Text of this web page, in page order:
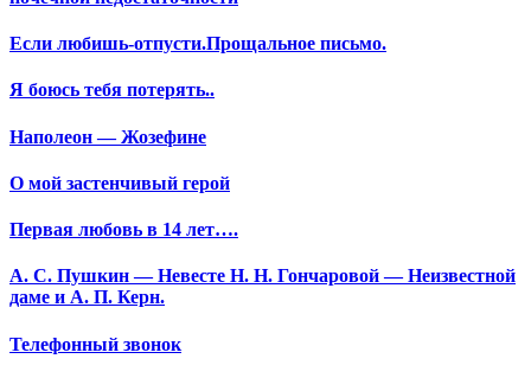
Если любишь-отпусти.Прощальное письмо.
Я боюсь тебя потерять..
Наполеон — Жозефине
О мой застенчивый герой
Первая любовь в 14 лет….
А. С. Пушкин — Невесте Н. Н. Гончаровой — Неизвестной
даме и А. П. Керн.
Телефонный звонок